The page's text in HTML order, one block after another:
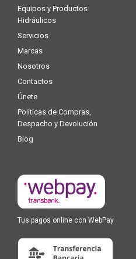
Equipos y Productos
Hidráulicos
Servicios
Marcas
Nosotros
Contactos
Únete
Políticas de Compras,
Despacho y Devolución
Blog
Tus pagos online con WebPay